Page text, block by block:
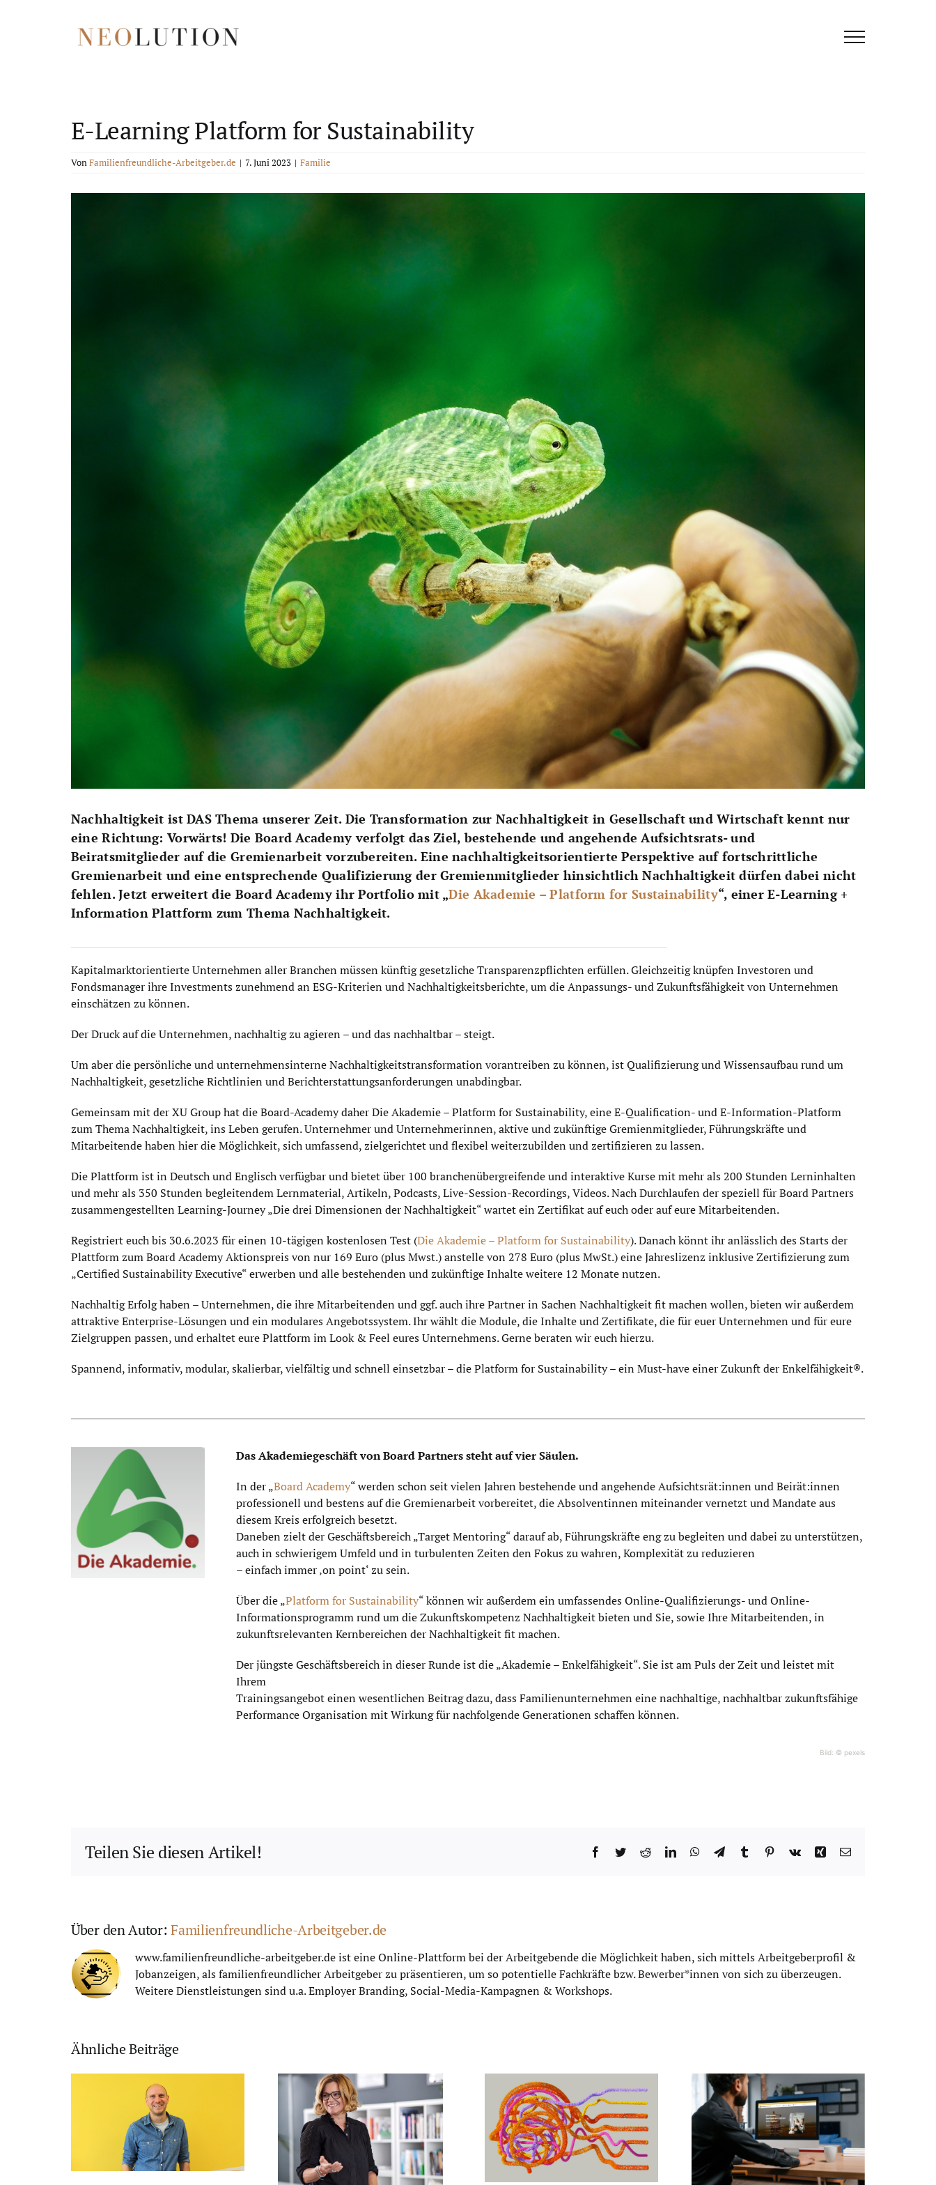
E-Learning Platform for Sustainability
VonFamilienfreundliche-Arbeitgeber.de | 7. Juni 2023 | Familie
Nachhaltigkeit ist DAS Thema unserer Zeit. Die Transformation zur Nachhaltigkeit in Gesellschaft und Wirtschaft kennt nur
eine Richtung: Vorwärts! Die Board Academy verfolgt das Ziel, bestehende und angehende Aufsichtsrats- und
Beiratsmitglieder auf die Gremienarbeit vorzubereiten. Eine nachhaltigkeitsorientierte Perspektive auf fortschrittliche
Gremienarbeit und eine entsprechende Qualifizierung der Gremienmitglieder hinsichtlich Nachhaltigkeit dürfen dabei nicht
fehlen. Jetzt erweitert die Board Academy ihr Portfolio mit „Die Akademie – Platform for Sustainability“, einer E-Learning +
Information Plattform zum Thema Nachhaltigkeit.
Kapitalmarktorientierte Unternehmen aller Branchen müssen künftig gesetzliche Transparenzpflichten erfüllen. Gleichzeitig knüpfen Investoren und
Fondsmanager ihre Investments zunehmend an ESG-Kriterien und Nachhaltigkeitsberichte, um die Anpassungs- und Zukunftsfähigkeit von Unternehmen
einschätzen zu können.
Der Druck auf die Unternehmen, nachhaltig zu agieren – und das nachhaltbar – steigt.
Um aber die persönliche und unternehmensinterne Nachhaltigkeitstransformation vorantreiben zu können, ist Qualifizierung und Wissensaufbau rund um
Nachhaltigkeit, gesetzliche Richtlinien und Berichterstattungsanforderungen unabdingbar.
Gemeinsam mit der XU Group hat die Board-Academy daher Die Akademie – Platform for Sustainability, eine E-Qualification- und E-Information-Platform
zum Thema Nachhaltigkeit, ins Leben gerufen. Unternehmer und Unternehmerinnen, aktive und zukünftige Gremienmitglieder, Führungskräfte und
Mitarbeitende haben hier die Möglichkeit, sich umfassend, zielgerichtet und flexibel weiterzubilden und zertifizieren zu lassen.
Die Plattform ist in Deutsch und Englisch verfügbar und bietet über 100 branchenübergreifende und interaktive Kurse mit mehr als 200 Stunden Lerninhalten
und mehr als 350 Stunden begleitendem Lernmaterial, Artikeln, Podcasts, Live-Session-Recordings, Videos. Nach Durchlaufen der speziell für Board Partners
zusammengestellten Learning-Journey „Die drei Dimensionen der Nachhaltigkeit“ wartet ein Zertifikat auf euch oder auf eure Mitarbeitenden.
Registriert euch bis 30.6.2023 für einen 10-tägigen kostenlosen Test (Die Akademie – Platform for Sustainability). Danach könnt ihr anlässlich des Starts der
Plattform zum Board Academy Aktionspreis von nur 169 Euro (plus Mwst.) anstelle von 278 Euro (plus MwSt.) eine Jahreslizenz inklusive Zertifizierung zum
„Certified Sustainability Executive“ erwerben und alle bestehenden und zukünftige Inhalte weitere 12 Monate nutzen.
Nachhaltig Erfolg haben – Unternehmen, die ihre Mitarbeitenden und ggf. auch ihre Partner in Sachen Nachhaltigkeit fit machen wollen, bieten wir außerdem
attraktive Enterprise-Lösungen und ein modulares Angebotssystem. Ihr wählt die Module, die Inhalte und Zertifikate, die für euer Unternehmen und für eure
Zielgruppen passen, und erhaltet eure Plattform im Look & Feel eures Unternehmens. Gerne beraten wir euch hierzu.
Spannend, informativ, modular, skalierbar, vielfältig und schnell einsetzbar – die Platform for Sustainability – ein Must-have einer Zukunft der Enkelfähigkeit®.
Das Akademiegeschäft von Board Partners steht auf vier Säulen.
In der „Board Academy“ werden schon seit vielen Jahren bestehende und angehende Aufsichtsrät:innen und Beirät:innen
professionell und bestens auf die Gremienarbeit vorbereitet, die Absolventinnen miteinander vernetzt und Mandate aus
diesem Kreis erfolgreich besetzt.
Daneben zielt der Geschäftsbereich „Target Mentoring“ darauf ab, Führungskräfte eng zu begleiten und dabei zu unterstützen,
auch in schwierigem Umfeld und in turbulenten Zeiten den Fokus zu wahren, Komplexität zu reduzieren
– einfach immer ‚on point‘ zu sein.
Über die „Platform for Sustainability“ können wir außerdem ein umfassendes Online-Qualifizierungs- und Online-
Informationsprogramm rund um die Zukunftskompetenz Nachhaltigkeit bieten und Sie, sowie Ihre Mitarbeitenden, in
zukunftsrelevanten Kernbereichen der Nachhaltigkeit fit machen.
Der jüngste Geschäftsbereich in dieser Runde ist die „Akademie – Enkelfähigkeit“. Sie ist am Puls der Zeit und leistet mit
Ihrem
Trainingsangebot einen wesentlichen Beitrag dazu, dass Familienunternehmen eine nachhaltige, nachhaltbar zukunftsfähige
Performance Organisation mit Wirkung für nachfolgende Generationen schaffen können.
Bild: © pexels
Teilen Sie diesen Artikel! Facebook
TwitterRedditLinkedInWhatsApp
TelegramTumblr Pinterest
Vk Xing E-
Über den Autor:Familienfreundliche-Arbeitgeber.de
www.familienfreundliche-arbeitgeber.de ist eine Online-Plattform bei der Arbeitgebende die Möglichkeit haben, sich mittels Arbeitgeberprofil &
Jobanzeigen, als familienfreundlicher Arbeitgeber zu präsentieren, um so potentielle Fachkräfte bzw. Bewerber*innen von sich zu überzeugen.
Weitere Dienstleistungen sind u.a. Employer Branding, Social-Media-Kampagnen & Workshops.
Ähnliche Beiträge
Adacor:
Familienfreundlichkeit
als
Wettbewerbsvorteil
– Ein Interview mit
KI-Revolution: So
wird Ihr
Unternehmen
familienfreundlich
familienfreundliche-
arbeitgeber.de: Die
Plattform für
Arbeitnehmende